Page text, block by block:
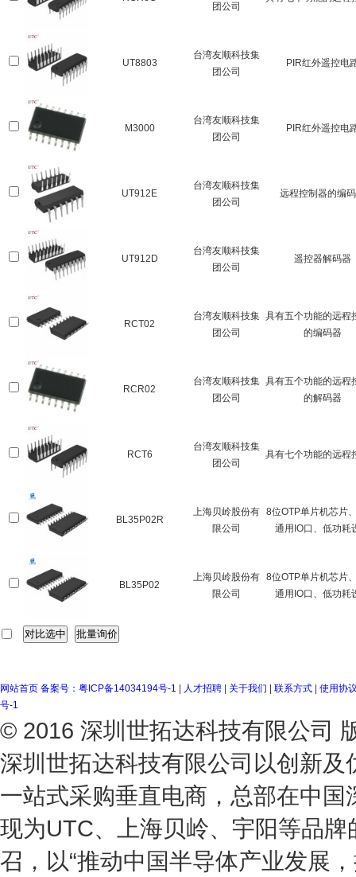
团公司
UT8803
台湾友顺科技集
团公司
PIR红外遥控电
M3000
台湾友顺科技集
团公司
PIR红外遥控电
UT912E
台湾友顺科技集
团公司
远程控制器的编
UT912D
台湾友顺科技集
团公司
遥控器解码器
RCT02
台湾友顺科技集
团公司
具有五个功能的远程
的编码器
RCR02
台湾友顺科技集
团公司
具有五个功能的远程
的解码器
RCT6
台湾友顺科技集
团公司
具有七个功能的远程
BL35P02R
上海贝岭股份有
限公司
8位OTP单片机芯片
通用IO口、低功耗
BL35P02
上海贝岭股份有
限公司
8位OTP单片机芯片
通用IO口、低功耗
网站首页 备案号：粤ICP备14034194号-1 人才招聘 关于我们 联系方式
使用协
号-1
© 2016 深圳世拓达科技有限公司
深圳世拓达科技有限公司以创新
一站式采购垂直电商，总部在中
现为UTC、上海贝岭、宇阳等品
召，以“推动中国半导体产业发展